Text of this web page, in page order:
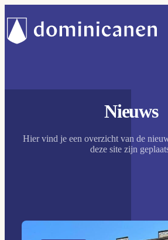
Nieuws
Hier vind je een overzicht van de
deze site zijn